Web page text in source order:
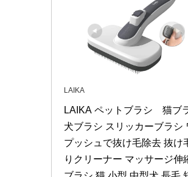
LAIKA
LAIKA ペットブラシ　猫ブ
犬ブラシ スリッカーブラシ
プッシュで抜け毛除去 抜け
りクリーナー マッサージ伸